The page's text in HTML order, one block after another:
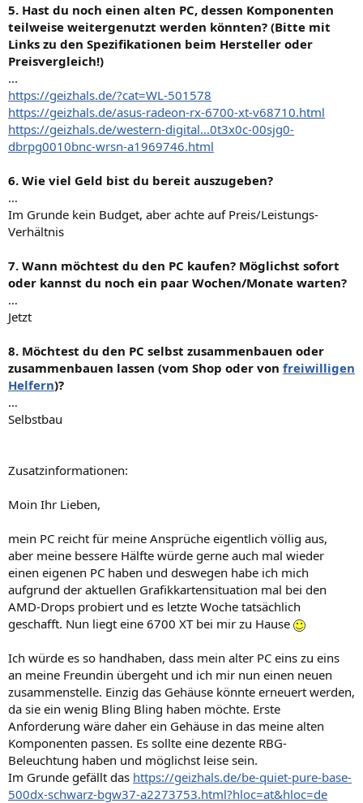
5. Hast du noch einen alten PC, dessen Komponenten
teilweise weitergenutzt werden könnten? (Bitte mit
Links zu den Spezifikationen beim Hersteller oder
Preisvergleich!)
...
https://geizhals.de/?cat=WL-501578
https://geizhals.de/asus-radeon-rx-6700-xt-v68710.html
https://geizhals.de/western-digital...0t3x0c-00sjg0-
dbrpg0010bnc-wrsn-a1969746.html
6. Wie viel Geld bist du bereit auszugeben?
…
Im Grunde kein Budget, aber achte auf Preis/Leistungs-
Verhältnis
7. Wann möchtest du den PC kaufen? Möglichst sofort
oder kannst du noch ein paar Wochen/Monate warten?
…
Jetzt
8. Möchtest du den PC selbst zusammenbauen oder
zusammenbauen lassen (vom Shop oder von freiwilligen
Helfern)?
…
Selbstbau
Zusatzinformationen:
Moin Ihr Lieben,
mein PC reicht für meine Ansprüche eigentlich völlig aus,
aber meine bessere Hälfte würde gerne auch mal wieder
einen eigenen PC haben und deswegen habe ich mich
aufgrund der aktuellen Grafikkartensituation mal bei den
AMD-Drops probiert und es letzte Woche tatsächlich
geschafft. Nun liegt eine 6700 XT bei mir zu Hause
Ich würde es so handhaben, dass mein alter PC eins zu eins
an meine Freundin übergeht und ich mir nun einen neuen
zusammenstelle. Einzig das Gehäuse könnte erneuert werden,
da sie ein wenig Bling Bling haben möchte. Erste
Anforderung wäre daher ein Gehäuse in das meine alten
Komponenten passen. Es sollte eine dezente RBG-
Beleuchtung haben und möglichst leise sein.
Im Grunde gefällt das https://geizhals.de/be-quiet-pure-base-
500dx-schwarz-bgw37-a2273753.html?hloc=at&hloc=de